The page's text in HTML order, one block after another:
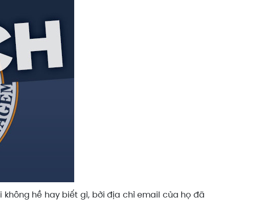
hề hay biết gì, bởi địa chỉ email của họ đã